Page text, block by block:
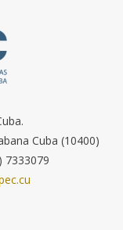
Cuba (10400)
7333079